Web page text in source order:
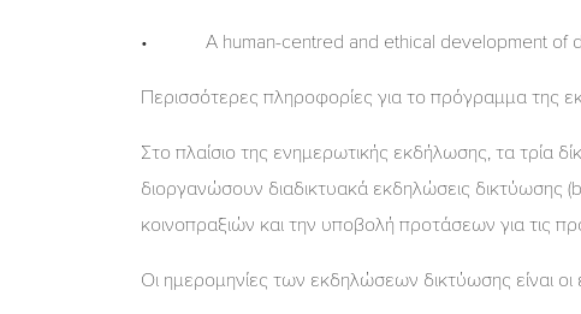
• A human-centred and ethical development of
Περισσότερες πληροφορίες για το πρόγραμμα της
Στο πλαίσιο της ενημερωτικής εκδήλωσης, τα τρία
διοργανώσουν διαδικτυακά εκδηλώσεις
κοινοπραξιών και την υποβολή προτάσεων για τις
Οι ημερομηνίες των εκδηλώσεων δικτύωσης είναι οι